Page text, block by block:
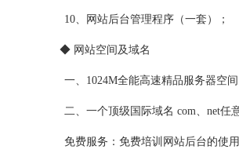
10、网站后台管理程序（一套）；
◆ 网站空间及域名
一、1024M全能高速精品服务器空间
二、一个顶级国际域名 com、net任
免费服务：免费培训网站后台的使用